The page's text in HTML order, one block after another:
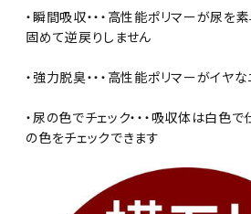
・瞬間吸収・・・高性能ポリマーが尿を
固めて逆戻りしません
・強力脱臭・・・高性能ポリマーがイヤ
・尿の色でチェック・・・吸収体は白色
の色をチェックできます